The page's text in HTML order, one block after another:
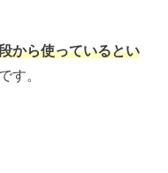
から使っているとい
です。